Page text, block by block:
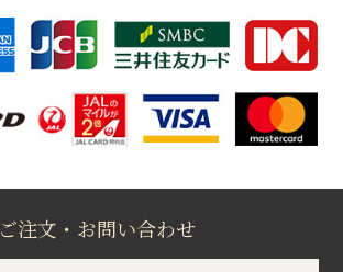
ご注文・お問い合わせ